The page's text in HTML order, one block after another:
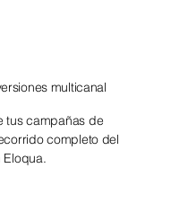
multicanal
tus campañas de
completo del
Eloqua.